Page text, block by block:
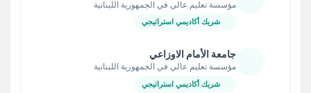
مؤسسة تعليم عالي في الجمهورية اللبنانية
شريك أكاديمي استراتيجي
جامعة الأمام الاوزاعي
مؤسسة تعليم عالي في الجمهورية اللبنانية
شريك أكاديمي استراتيجي